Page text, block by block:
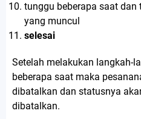
tunggu beberapa saat dan
yang muncul
selesai
Setelah melakukan langkah-
beberapa saat maka
dibatalkan dan statusnya
dibatalkan.